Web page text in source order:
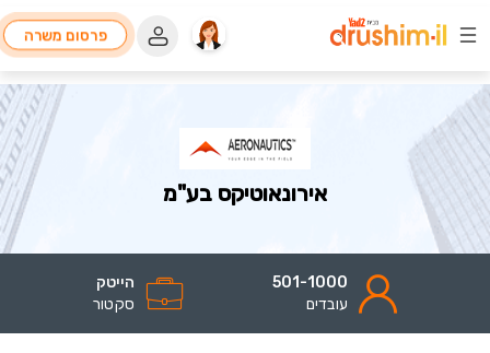
פרסום משרה
אירונאוטיקס בע"מ
501-1000
עובדים
הייטק
סקטור